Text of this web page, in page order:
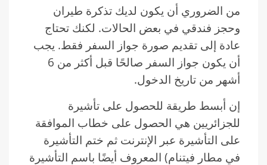
من الضروري أن يكون لديك تذكرة طيران
وحجز فندقي في بعض الحالات. لكنك تحتاج
عادة إلى تقديم صورة جواز السفر فقط. يجب
أن يكون جواز السفر صالحًا قبل أكثر من 6
أشهر من تاريخ الدخول.
إن أبسط طريقة للحصول على تأشيرة
للجزائريين هي الحصول على خطاب الموافقة
على التأشيرة عبر الإنترنت ثم ختم التأشيرة
في مطار فيتنام) المعروف أيضًا باسم التأشيرة